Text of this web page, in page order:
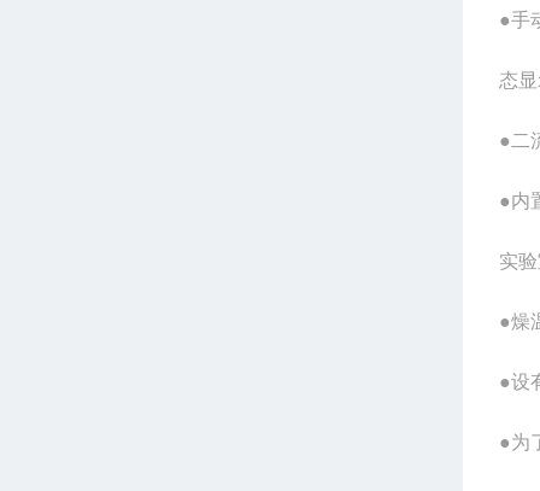
●手
态
●二
●内
实
●燥
●设
●为